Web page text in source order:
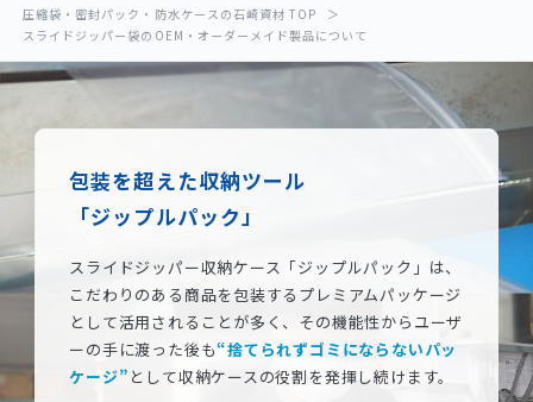
圧縮袋・密封パック・防水ケースの石崎資材 TOP
スライドジッパー袋のOEM・オーダーメイド製品について
包装を超えた収納ツール
「ジップルパック」
スライドジッパー収納ケース「ジップルパック」は、
こだわりのある商品を包装するプレミアムパッケージ
として活用されることが多く、その機能性からユーザ
ーの手に渡った後も“捨てられずゴミにならないパッ
ケージ” として収納ケースの役割を発揮し続けます。